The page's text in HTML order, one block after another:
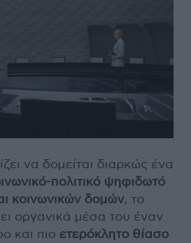
να δομείται διαρκώς ένα
πολιτικό ψηφιδωτό
κοινωνικών δομών, το
οργανικά μέσα του έναν
και πιο ετερόκλητο θίασο